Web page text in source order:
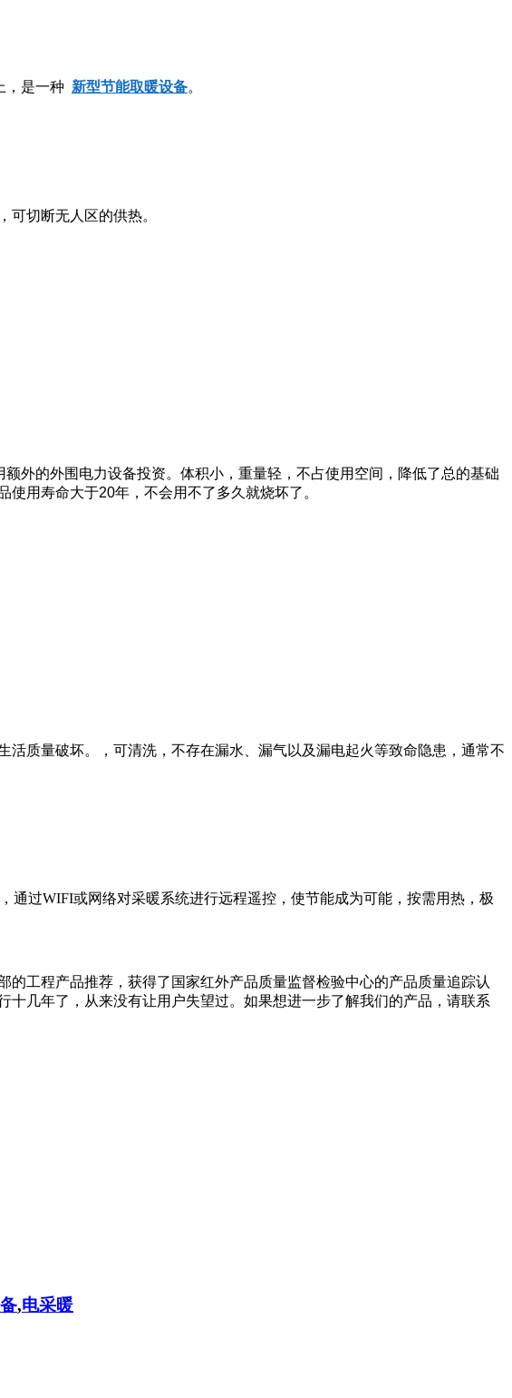
，是一种 新型节能取暖设备。
切断无人区的供热。
的外围电力设备投资。体积小，重量轻，不占使用空间，降低了总的基础
用寿命大于20年，不会用不了多久就烧坏了。
质量破坏。，可清洗，不存在漏水、漏气以及漏电起火等致命隐患，通常不
过WIFI或网络对采暖系统进行远程遥控，使节能成为可能，按需用热，极
工程产品推荐，获得了国家红外产品质量监督检验中心的产品质量追踪认
几年了，从来没有让用户失望过。如果想进一步了解我们的产品，请联系
,电采暖